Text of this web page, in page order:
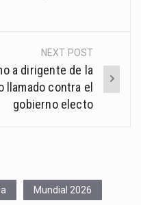
NEXT POST
a dirigente de la
llamado contra el
gobierno electo
Mundial 2026